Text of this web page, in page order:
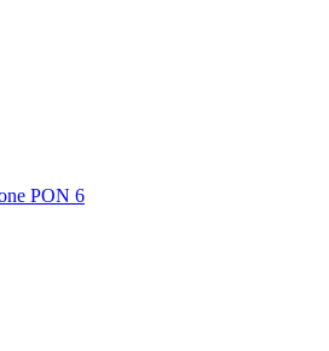
PON 6